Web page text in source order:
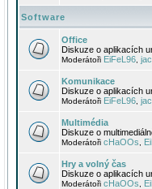
Software
Office
Diskuze o aplikacích
Moderátoři EiFeL96
Komunikace
Diskuze o aplikacích
Moderátoři EiFeL96
Multimédia
Diskuze o
Moderátoři cHaOOs
Hry a volný čas
Diskuze o aplikacích
Moderátoři cHaOOs